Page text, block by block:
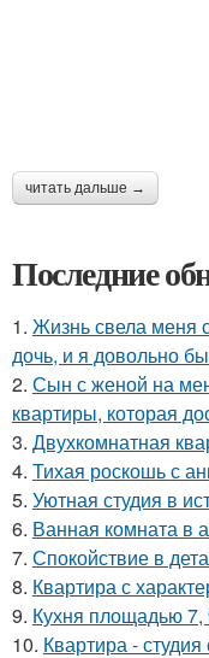
читать дальше →
Последние
1. Жизнь свела меня
дочь, и я довольно
2. Сын с женой на
квартиры, которая
3. Двухкомнатная
4. Тихая роскошь с
5. Уютная студия в
6. Ванная комната в
7. Спокойствие в
8. Квартира с
9. Кухня площадью 7,
10. Квартира -